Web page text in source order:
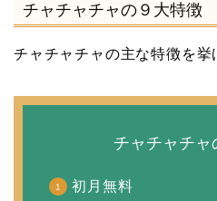
チャチャチャの９大特徴
チャチャチャの主な特徴を挙
チャチャチャ
初月無料